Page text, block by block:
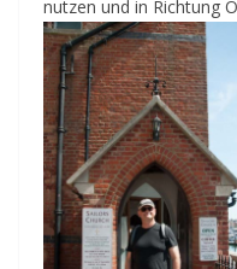
nutzen und in Richtung